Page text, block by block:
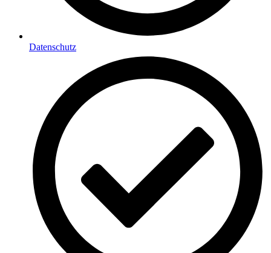
Datenschutz